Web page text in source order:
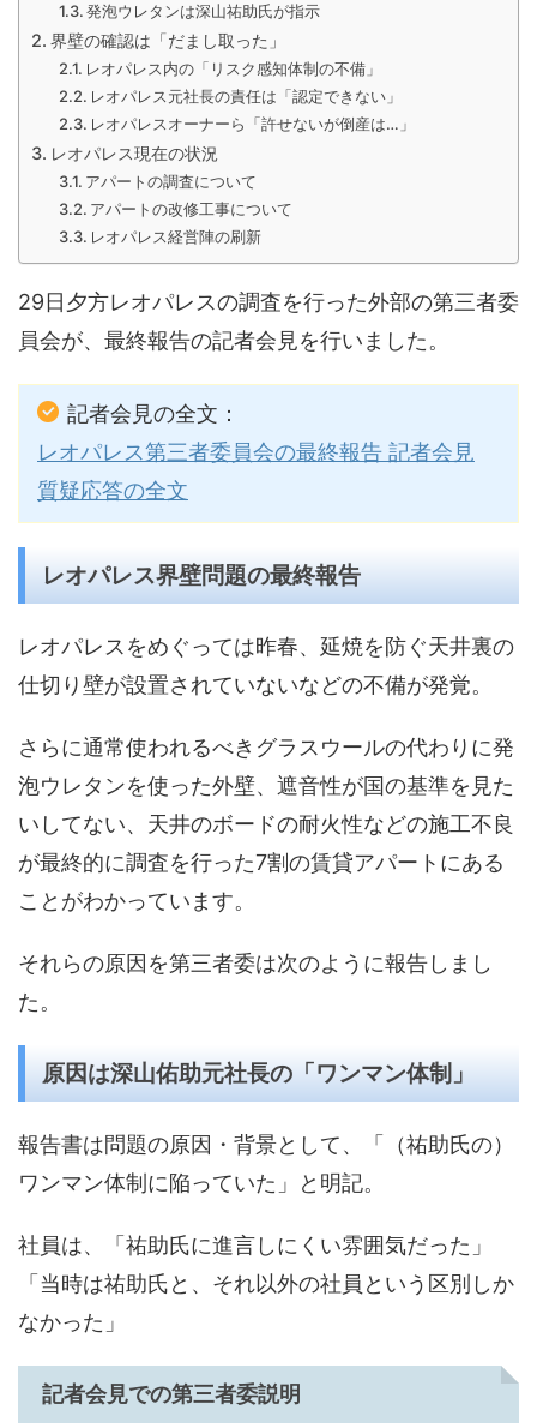
発泡ウレタンは深山祐助氏が指示
界壁の確認は「だまし取った」
レオパレス内の「リスク感知体制の不備」
レオパレス元社長の責任は「認定できない」
レオパレスオーナーら「許せないが倒産は…」
レオパレス現在の状況
アパートの調査について
アパートの改修工事について
レオパレス経営陣の刷新
29日夕方レオパレスの調査を行った外部の第三者委
員会が、最終報告の記者会見を行いました。
記者会見の全文：
レオパレス第三者委員会の最終報告 記者会見
質疑応答の全文
レオパレス界壁問題の最終報告
レオパレスをめぐっては昨春、延焼を防ぐ天井裏の
仕切り壁が設置されていないなどの不備が発覚。
さらに通常使われるべきグラスウールの代わりに発
泡ウレタンを使った外壁、遮音性が国の基準を見た
いしてない、天井のボードの耐火性などの施工不良
が最終的に調査を行った7割の賃貸アパートにある
ことがわかっています。
それらの原因を第三者委は次のように報告しまし
た。
原因は深山佑助元社長の「ワンマン体制」
報告書は問題の原因・背景として、「（祐助氏の）
ワンマン体制に陥っていた」と明記。
社員は、「祐助氏に進言しにくい雰囲気だった」
「当時は祐助氏と、それ以外の社員という区別しか
なかった」
記者会見での第三者委説明